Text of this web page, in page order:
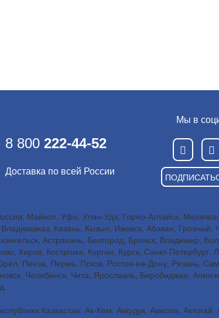
8 800 222-44-52
Доставка по всей России
Мы в
Майкоп, Уфа, Улан-Удэ, Горно-Алтайск,
Казань, Кызыл, Ижевск, Абакан,
Астрахань, Белгород, Брянск, Владимир,
Киров, Кострома, Курган, Курск, Санкт-
Пенза, Пермь, Псков, Ростов-на-Дону, Рязань,
Челябинск, Чита, Ярославль, Биробиджан,
Казахстан: Ак-Кем, Аккудук, Акмола,